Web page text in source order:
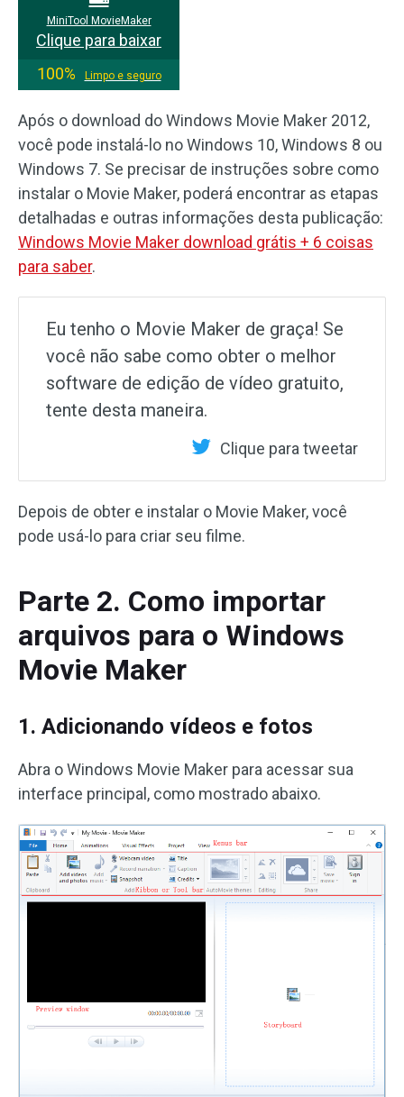
MiniTool MovieMaker
Clique para baixar
100%
Limpo e seguro
Após o download do Windows Movie Maker 2012,
você pode instalá-lo no Windows 10, Windows 8 ou
Windows 7. Se precisar de instruções sobre como
instalar o Movie Maker, poderá encontrar as etapas
detalhadas e outras informações desta publicação:
Windows Movie Maker download grátis + 6 coisas
para saber.
Eu tenho o Movie Maker de graça! Se
você não sabe como obter o melhor
software de edição de vídeo gratuito,
tente desta maneira.
Clique para tweetar
Depois de obter e instalar o Movie Maker, você
pode usá-lo para criar seu filme.
Parte 2. Como importar
arquivos para o Windows
Movie Maker
1. Adicionando vídeos e fotos
Abra o Windows Movie Maker para acessar sua
interface principal, como mostrado abaixo.